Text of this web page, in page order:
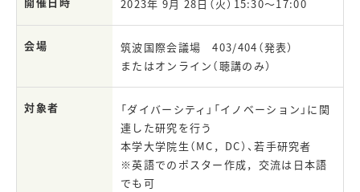
2023年 9月 28日（火）15:30～17:00
会場
筑波国際会議場 403/404（発表）
またはオンライン（聴講のみ）
対象者
「ダイバーシティ」「イノベーション」に関
連した研究を行う
本学大学院生（MC，DC）、若手研究者
※英語でのポスター作成，交流は日本語
でも可